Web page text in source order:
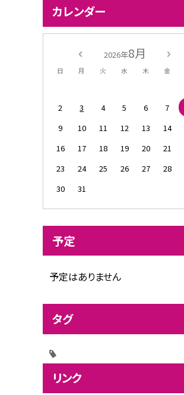
カレンダー
2026年8月
日 月 火 水 木 金
2
3 4 5 6 7
9
10 11 12 13 14
16
17 18 19 20 21
23
24 25 26 27 28
30
31
予定
予定はありません
タグ
リンク